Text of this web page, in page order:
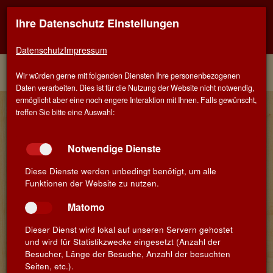
Home Winzer
Château La Roque - Cyriaque Rozier
Im Herzen von Pic Saint Loup bei Fontanés liegt Château La
Ihre Datenschutz Einstellungen
DatenschutzImpressum
Wir würden gerne mit folgenden Diensten Ihre personenbezogenen
Daten verarbeiten. Dies ist für die Nutzung der Website nicht notwendig,
ermöglicht aber eine noch engere Interaktion mit Ihnen. Falls gewünscht,
treffen Sie bitte eine Auswahl:
Notwendige Dienste
Diese Dienste werden unbedingt benötigt, um alle
Funktionen der Website zu nutzen.
Matomo
Dieser Dienst wird lokal auf unseren Servern gehostet
und wird für Statistikzwecke eingesetzt (Anzahl der
Besucher, Länge der Besuche, Anzahl der besuchten
Seiten, etc.).